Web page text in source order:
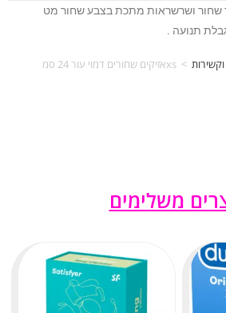
שחור ושרשראות מתכת בצבע שחור מט
תנועה .
וקשירות > xsאזיקים שחורים דמוי עור 24 סמ
משלימים